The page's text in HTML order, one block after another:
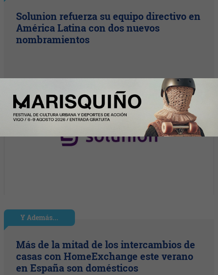
Solunion refuerza su equipo directivo en
América Latina con dos nuevos
nombramientos
Y Además...
Más de la mitad de los intercambios de
casas con HomeExchange este verano
en España son domésticos